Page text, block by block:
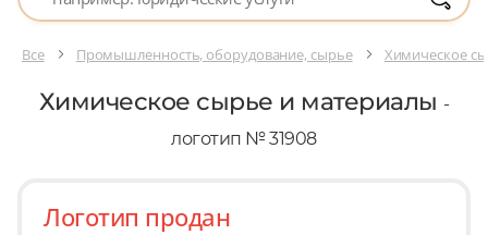
Все Промышленность, оборудование, сырье Химическое
Химическое сырье и материалы -
логотип № 31908
Логотип продан